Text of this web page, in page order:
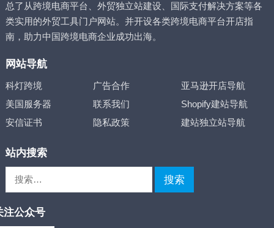
总了从跨境电商平台、外贸独立站建设、国际支付解决方案等各
类实用的外贸工具门户网站。并开设各类跨境电商平台开店指
南，助力中国跨境电商企业成功出海。
网站导航
科灯跨境 广告合作
亚马逊开店导航
美国服务器
联系我们
Shopify建站导航
安信证书
隐私政策 建站独立站导航
站内搜索
注公众号